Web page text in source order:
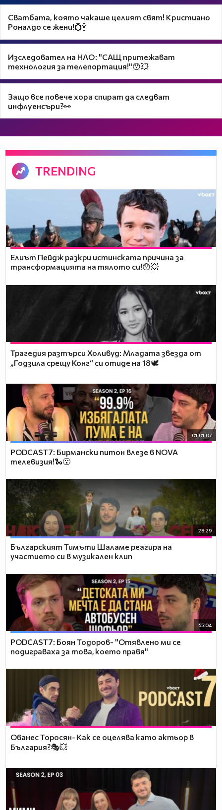
Сватбата, която чакаше целият свят! Кристиано
Роналдо се жени!💍🍾
Изследовател на НЛО: "САЩ притежават
технология за телепортация!"😯💥
Защо все повече хора спират да следват
инфлуенсъри?👀
TRENDING
Елиът Пейдж разкри истинската причина за
трансформацията на тялото си!😯💥
Трагедия разтърси Холивуд: Младата звезда от
„Годзила срещу Конг“ си отиде на 18🕊️
01:01:07
PODCAST7: Бирмански питон влезе в NOVA
телевизия!🐍😮
28:29
Българският Тимъти Шаламе реагира на
участието си в музикален клип
55:04
PODCAST7: ‪Боян Тодоров- "Отявлено ми се
подиграваха за това, което правя"
Ованес Торосян- Как се оцелява като актьор в
България?🎭💥